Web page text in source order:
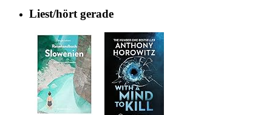
Liest/hört gerade